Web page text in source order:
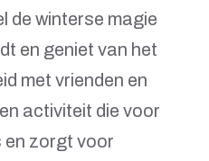
de winterse magie
en geniet van het
met vrienden en
activiteit die voor
en zorgt voor